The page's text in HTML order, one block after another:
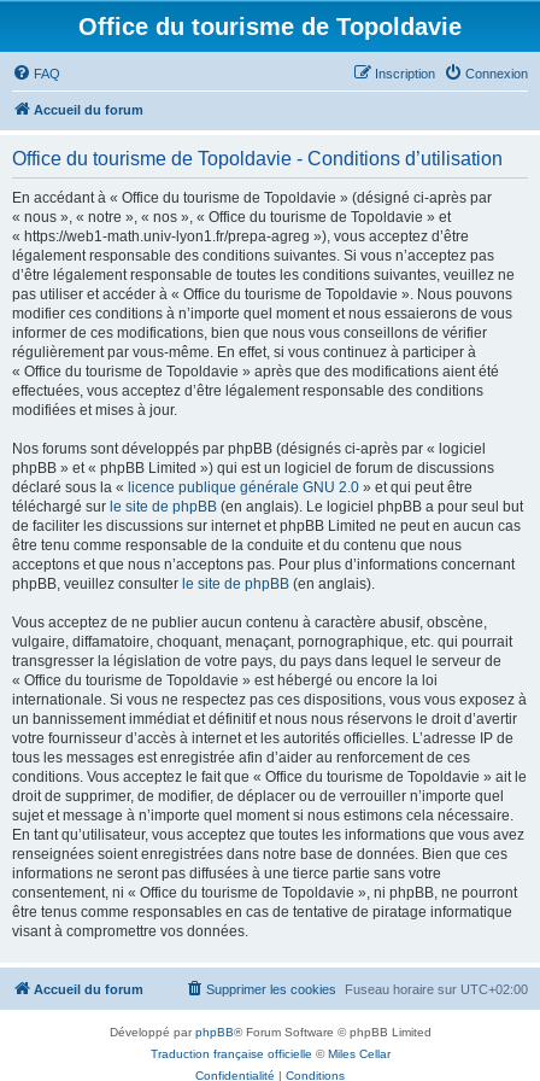
Office du tourisme de Topoldavie
FAQ Connexion
Inscription
Accueil du forum
Office du tourisme de Topoldavie - Conditions d’utilisation
En accédant à « Office du tourisme de Topoldavie » (désigné ci-après par
« nous », « notre », « nos », « Office du tourisme de Topoldavie » et
« https://web1-math.univ-lyon1.fr/prepa-agreg »), vous acceptez d’être
légalement responsable des conditions suivantes. Si vous n’acceptez pas
d’être légalement responsable de toutes les conditions suivantes, veuillez ne
pas utiliser et accéder à « Office du tourisme de Topoldavie ». Nous pouvons
modifier ces conditions à n’importe quel moment et nous essaierons de vous
informer de ces modifications, bien que nous vous conseillons de vérifier
régulièrement par vous-même. En effet, si vous continuez à participer à
« Office du tourisme de Topoldavie » après que des modifications aient été
effectuées, vous acceptez d’être légalement responsable des conditions
modifiées et mises à jour.
Nos forums sont développés par phpBB (désignés ci-après par « logiciel
phpBB » et « phpBB Limited ») qui est un logiciel de forum de discussions
déclaré sous la « licence publique générale GNU 2.0 » et qui peut être
téléchargé sur le site de phpBB (en anglais). Le logiciel phpBB a pour seul but
de faciliter les discussions sur internet et phpBB Limited ne peut en aucun cas
être tenu comme responsable de la conduite et du contenu que nous
acceptons et que nous n’acceptons pas. Pour plus d’informations concernant
phpBB, veuillez consulter le site de phpBB (en anglais).
Vous acceptez de ne publier aucun contenu à caractère abusif, obscène,
vulgaire, diffamatoire, choquant, menaçant, pornographique, etc. qui pourrait
transgresser la législation de votre pays, du pays dans lequel le serveur de
« Office du tourisme de Topoldavie » est hébergé ou encore la loi
internationale. Si vous ne respectez pas ces dispositions, vous vous exposez à
un bannissement immédiat et définitif et nous nous réservons le droit d’avertir
votre fournisseur d’accès à internet et les autorités officielles. L’adresse IP de
tous les messages est enregistrée afin d’aider au renforcement de ces
conditions. Vous acceptez le fait que « Office du tourisme de Topoldavie » ait le
droit de supprimer, de modifier, de déplacer ou de verrouiller n’importe quel
sujet et message à n’importe quel moment si nous estimons cela nécessaire.
En tant qu’utilisateur, vous acceptez que toutes les informations que vous avez
renseignées soient enregistrées dans notre base de données. Bien que ces
informations ne seront pas diffusées à une tierce partie sans votre
consentement, ni « Office du tourisme de Topoldavie », ni phpBB, ne pourront
être tenus comme responsables en cas de tentative de piratage informatique
visant à compromettre vos données.
Accueil du forum Fuseau horaire sur UTC+02:00
Supprimer les cookies
Développé parphpBB® Forum Software © phpBB Limited
Traduction française officielle ©Miles Cellar
Confidentialité | Conditions